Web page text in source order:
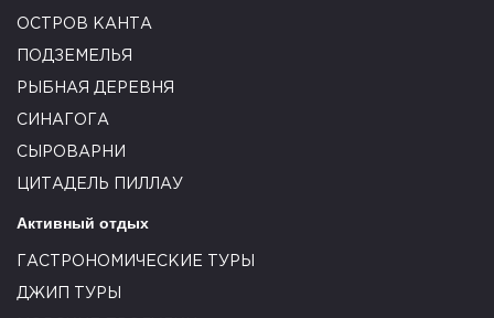
ОСТРОВ КАНТА
ПОДЗЕМЕЛЬЯ
РЫБНАЯ ДЕРЕВНЯ
СИНАГОГА
СЫРОВАРНИ
ЦИТАДЕЛЬ ПИЛЛАУ
Активный отдых
ГАСТРОНОМИЧЕСКИЕ ТУРЫ
ДЖИП ТУРЫ